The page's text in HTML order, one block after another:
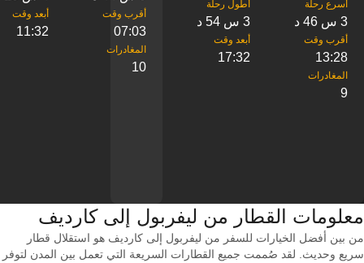
3 س 46 د 3 س 54 د
13:28
17:32
9
07:03
11:32
10
معلومات القطار من ‎ليفربول إلى ‎كارديف
من بين أفضل الخيارات للسفر من ليفربول إلى كارديف هو استقلال قطار
سريع وحديث. لقد صُممت جميع القطارات السريعة التي تعمل بين المدن لتوفر